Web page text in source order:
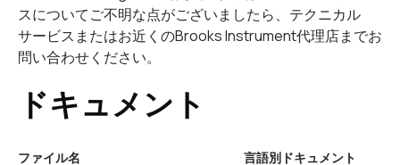
スについてご不明な点がございましたら、テクニカル
サービスまたはお近くのBrooks Instrument代理店までお
問い合わせください。
ドキュメント
ファイル名 言語別ドキュメント